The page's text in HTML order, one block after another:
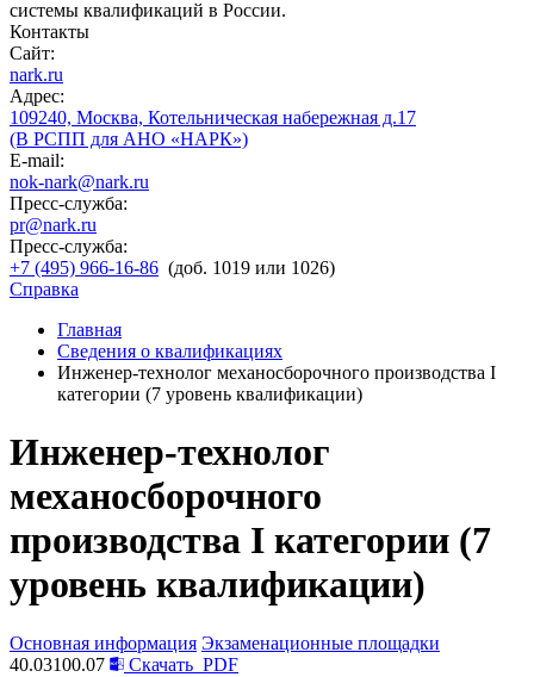
системы квалификаций в России.
Контакты
Сайт:
nark.ru
Адрес:
109240, Москва, Котельническая набережная д.17
(В РСПП для АНО «НАРК»)
E-mail:
nok-nark@nark.ru
Пресс-служба:
pr@nark.ru
Пресс-служба:
+7 (495) 966-16-86 (доб. 1019 или 1026)
Справка
Главная
Сведения о квалификациях
Инженер-технолог механосборочного производства I
категории (7 уровень квалификации)
Инженер-технолог
механосборочного
производства I категории (7
уровень квалификации)
Основная информация Экзаменационные площадки
40.03100.07
Скачать PDF